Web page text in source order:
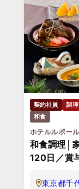
契約社員 調
和食
ホテルルポー
和食調理│
120日／賞
東京都千